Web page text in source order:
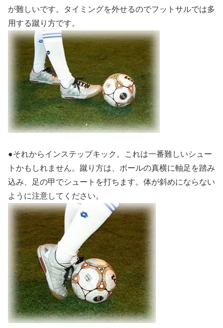
が難しいです。タイミングを外せるのでフットサルでは多
用する蹴り方です。
●それからインステップキック。これは一番難しいシュー
トかもしれません。蹴り方は、ボールの真横に軸足を踏み
込み、足の甲でシュートを打ちます。体が斜めにならない
ように注意してください。